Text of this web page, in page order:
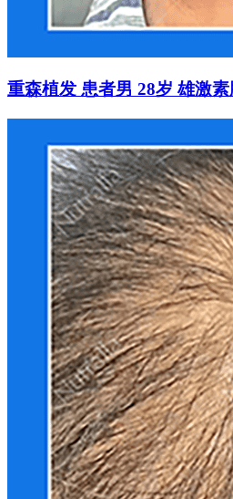
重森植发 患者男 28岁 雄激